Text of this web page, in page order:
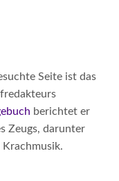
Seite ist das
berichtet er
Zeugs, darunter
Krachmusik.